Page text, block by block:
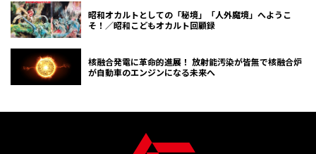
昭和オカルトとしての「秘境」「人外魔境」へようこ
そ！／昭和こどもオカルト回顧録
核融合発電に革命的進展！ 放射能汚染が皆無で核融合炉
が自動車のエンジンになる未来へ